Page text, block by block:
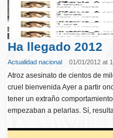
Ha llegado 2012
Actualidad nacional 01/01/2012 at
Atroz asesinato de cientos de
cruel bienvenida Ayer a partir
tener un extraño
empezaban a pelarlas. Sí,